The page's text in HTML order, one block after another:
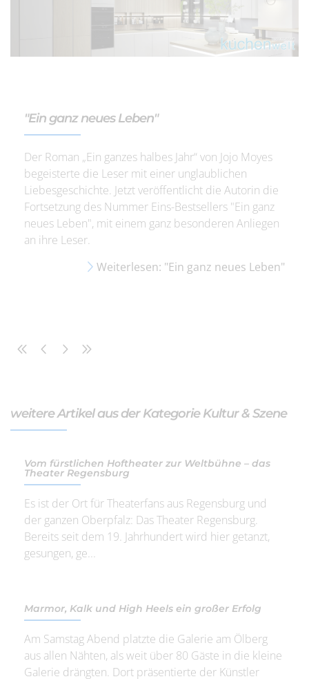
"Ein ganz neues Leben"
Der Roman „Ein ganzes halbes Jahr“ von Jojo Moyes
begeisterte die Leser mit einer unglaublichen
Liebesgeschichte. Jetzt veröffentlicht die Autorin die
Fortsetzung des Nummer Eins-Bestsellers "Ein ganz
neues Leben", mit einem ganz besonderen Anliegen
an ihre Leser.
Weiterlesen: "Ein ganz neues Leben"
weitere Artikel aus der Kategorie Kultur & Szene
Vom fürstlichen Hoftheater zur Weltbühne – das
Theater Regensburg
Es ist der Ort für Theaterfans aus Regensburg und
der ganzen Oberpfalz: Das Theater Regensburg.
Bereits seit dem 19. Jahrhundert wird hier getanzt,
gesungen, ge...
Marmor, Kalk und High Heels ein großer Erfolg
Am Samstag Abend platzte die Galerie am Ölberg
aus allen Nähten, als weit über 80 Gäste in die kleine
Galerie drängten. Dort präsentierte der Künstler